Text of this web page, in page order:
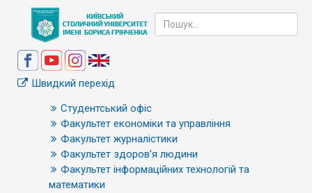
Швидкий перехід
Студентський офіс
Факультет економіки та управління
Факультет журналістики
Факультет здоров’я людини
Факультет інформаційних технологій та
математики